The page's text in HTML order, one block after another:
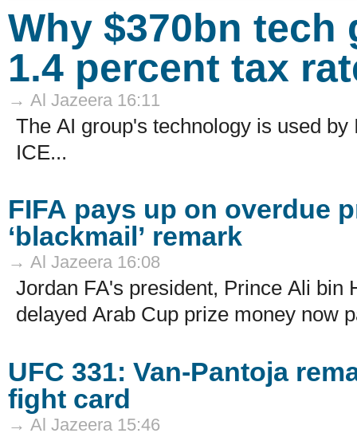
Why $370bn
1.4 percent tax
→ Al Jazeera 16:11
The AI group's technology is used
ICE...
FIFA pays up on overdue
‘blackmail’ remark
→ Al Jazeera 16:08
Jordan FA's president, ​Prince Ali bin
delayed Arab Cup prize money now
UFC 331: Van-Pantoja
fight card
→ Al Jazeera 15:46